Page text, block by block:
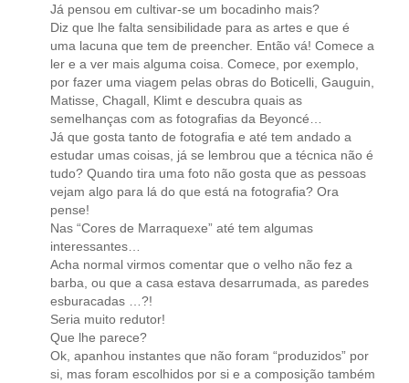
Já pensou em cultivar-se um bocadinho mais?
Diz que lhe falta sensibilidade para as artes e que é
uma lacuna que tem de preencher. Então vá! Comece a
ler e a ver mais alguma coisa. Comece, por exemplo,
por fazer uma viagem pelas obras do Boticelli, Gauguin,
Matisse, Chagall, Klimt e descubra quais as
semelhanças com as fotografias da Beyoncé…
Já que gosta tanto de fotografia e até tem andado a
estudar umas coisas, já se lembrou que a técnica não é
tudo? Quando tira uma foto não gosta que as pessoas
vejam algo para lá do que está na fotografia? Ora
pense!
Nas “Cores de Marraquexe” até tem algumas
interessantes…
Acha normal virmos comentar que o velho não fez a
barba, ou que a casa estava desarrumada, as paredes
esburacadas …?!
Seria muito redutor!
Que lhe parece?
Ok, apanhou instantes que não foram “produzidos” por
si, mas foram escolhidos por si e a composição também